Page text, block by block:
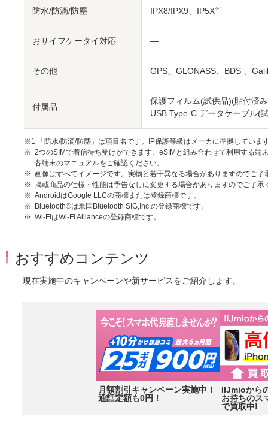
防水/防滴/防塵 IPX8/IPX9、IP5X※1
おサイフケータイ対応 ―
その他 GPS、GLONASS、BDS 、
付属品
保護フィルム(試供品)(貼付済
USB Type-C データケーブル(
※1 「防水/防滴/防塵」は項目名です。IP保護等級はメーカに準拠していま
2つのSIMで着信待ち受けができます。eSIMと組み合わせて利用する
各端末のマニュアルをご確認ください。
画像はすべてイメージです。実物と若干異なる場合がありますのでご了
掲載商品の仕様・性能は予告なしに変更する場合がありますのでご了承
AndroidはGoogle LLCの商標または登録商標です。
Bluetooth®は米国Bluetooth SIG,Inc.の登録商標です。
Wi-FiはWi-Fi Allianceの登録商標です。
おすすめコンテンツ
現在実施中のキャンペーンや新サービスをご紹介します。
月額割引キャンペーン実施中！
通話定額も0円！
IIJmioから
お持ちのス
で買取中!